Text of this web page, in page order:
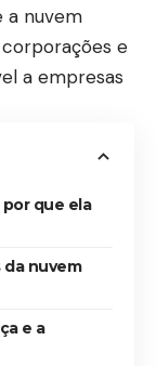
a nuvem
e
a empresas
que ela
da nuvem
e a